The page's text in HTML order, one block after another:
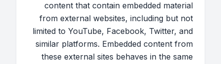
content that contain embedded material
from external websites, including but not
limited to YouTube, Facebook, Twitter, and
similar platforms. Embedded content from
these external sites behaves in the same